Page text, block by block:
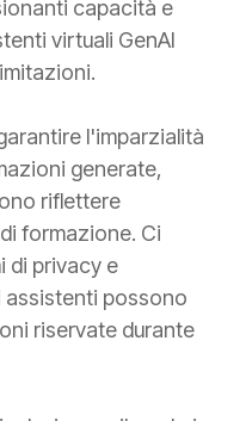
capacità e
virtuali GenAI
l'imparzialità
generate,
riflettere
formazione. Ci
di privacy e
assistenti possono
riservate durante